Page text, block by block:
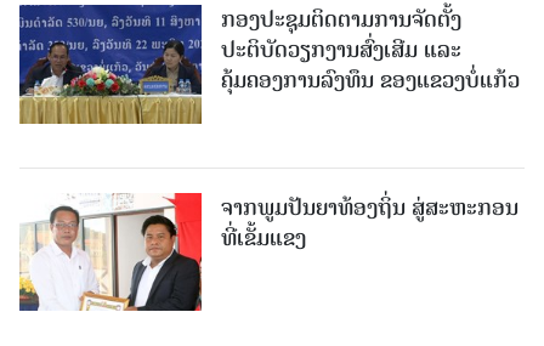
ກອງປະຊຸມຕິດຕາມການຈັດຕັ້ງ
ປະຕິບັດວຽກງານສົ່ງເສີມ ແລະ
ຄຸ້ມຄອງການລົງທຶນ ຂອງແຂວງບໍ່ແກ້ວ
ຈາກພູມປັນຍາທ້ອງຖິ່ນ ສູ່ສະຫະກອນ
ທີ່ເຂັ້ມແຂງ